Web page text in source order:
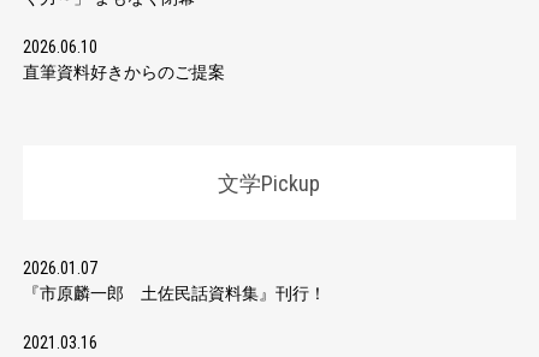
2026.06.10
直筆資料好きからのご提案
文学Pickup
2026.01.07
『市原麟一郎 土佐民話資料集』刊行！
2021.03.16